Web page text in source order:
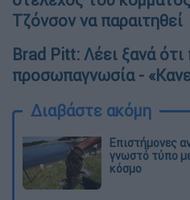
Τζόνσον να παραιτηθεί
Brad Pitt: Λέει ξανά ότι
προσωπαγνωσία -
Διαβάστε ακόμη
Επιστήμονες
γνωστό τύπο
κόσμο